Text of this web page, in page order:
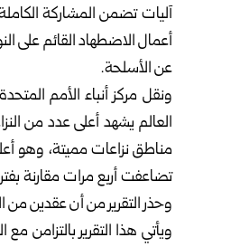
آليات تضمن المشاركة
أعمال الاضطهاد القائم على
عن الأسلحة.
مناطق نزاعات مميتة، وهو
وحذر التقرير من أن عقدين